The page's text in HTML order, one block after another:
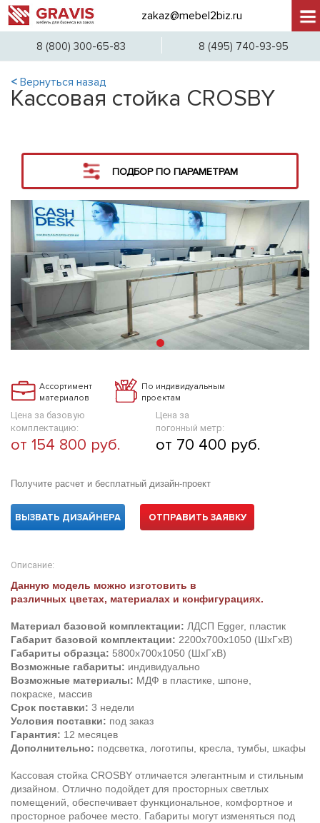
+7
zakaz@mebel2biz.ru
8 (800) 300-65-83 8 (495) 740-93-95
< Вернуться назад
Кассовая стойка CROSBY
ПОДБОР ПО ПАРАМЕТРАМ
Ассортимент
материалов
По индивидуальным
проектам
Цена за базовую
комплектацию:
от 154 800 руб.
Цена за
погонный метр:
от 70 400 руб.
Получите расчет и бесплатный дизайн-проект
ВЫЗВАТЬ ДИЗАЙНЕРА ОТПРАВИТЬ ЗАЯВКУ
Описание:
Данную модель можно изготовить в
различных цветах, материалах и конфигурациях.
Материал базовой комплектации: ЛДСП Egger, пластик
Габарит базовой комплектации: 2200х700х1050 (ШхГхВ)
Габариты образца: 5800х700х1050 (ШхГхВ)
Возможные габариты: индивидуально
Возможные материалы: МДФ в пластике, шпоне,
покраске, массив
Срок поставки: 3 недели
Условия поставки: под заказ
Гарантия: 12 месяцев
Дополнительно: подсветка, логотипы, кресла, тумбы, шкафы
Кассовая стойка CROSBY отличается элегантным и стильным
дизайном. Отлично подойдет для просторных светлых
помещений, обеспечивает функциональное, комфортное и
просторное рабочее место. Габариты могут изменяться под